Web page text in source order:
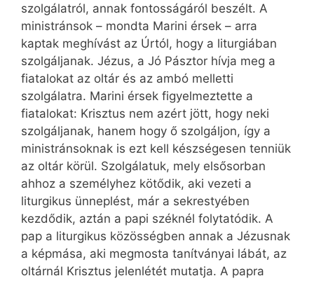
szolgálatról, annak fontosságáról beszélt. A
ministránsok – mondta Marini érsek – arra
kaptak meghívást az Úrtól, hogy a liturgiában
szolgáljanak. Jézus, a Jó Pásztor hívja meg a
fiatalokat az oltár és az ambó melletti
szolgálatra. Marini érsek figyelmeztette a
fiatalokat: Krisztus nem azért jött, hogy neki
szolgáljanak, hanem hogy ő szolgáljon, így a
ministránsoknak is ezt kell készségesen tenniük
az oltár körül. Szolgálatuk, mely elsősorban
ahhoz a személyhez kötődik, aki vezeti a
liturgikus ünneplést, már a sekrestyében
kezdődik, aztán a papi széknél folytatódik. A
pap a liturgikus közösségben annak a Jézusnak
a képmása, aki megmosta tanítványai lábát, az
oltárnál Krisztus jelenlétét mutatja. A papra